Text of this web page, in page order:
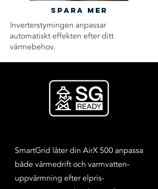
Spara mer
Inverterstyrningen anpassar
automatiskt effekten efter ditt
värmebehov.
SmartGrid låter din AirX 500 anpassa
både värmedrift och varmvatten­
uppvärmning efter elpris­